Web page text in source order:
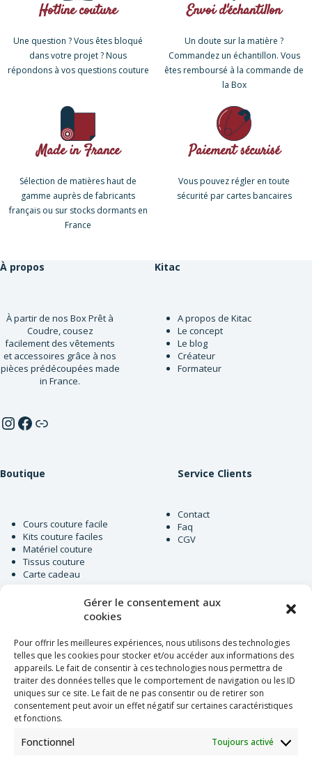
Gérer le consentement aux
cookies
Pour offrir les meilleures expériences, nous utilisons des technologies
telles que les cookies pour stocker et/ou accéder aux informations des
appareils. Le fait de consentir à ces technologies nous permettra de
traiter des données telles que le comportement de navigation ou les ID
uniques sur ce site. Le fait de ne pas consentir ou de retirer son
consentement peut avoir un effet négatif sur certaines caractéristiques
et fonctions.
Fonctionnel Toujours activé
Hotline couture​
Une question ? Vous êtes bloqué
dans votre projet ? Nous
répondons à vos questions couture
Envoi d'échantillon
Un doute sur la matière ?
Commandez un échantillon. Vous
êtes remboursé à la commande de
la Box
Made in France​
Sélection de matières haut de
gamme auprès de fabricants
français ou sur stocks dormants en
France
Paiement sécurisé​
Vous pouvez régler en toute
sécurité par cartes bancaires
À propos
À partir de nos Box Prêt à
Coudre, cousez
facilement des vêtements
et accessoires grâce à nos
pièces prédécoupées made
in France.
Kitac
A propos de Kitac
Le concept
Le blog
Créateur
Formateur
Boutique
Cours couture facile
Kits couture faciles
Matériel couture
Tissus couture
Carte cadeau
Service Clients
Contact
Faq
CGV
Je m'inscris à la newsletter
et je renseigne mon Email
Email